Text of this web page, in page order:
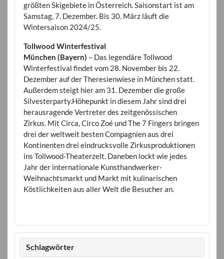
größten Skigebiete in Österreich. Saisonstart ist am
Samstag, 7. Dezember. Bis 30. März läuft die
Wintersaison 2024/25.
Tollwood Winterfestival
München (Bayern) – Das legendäre Tollwood
Winterfestival findet vom 28. November bis 22.
Dezember auf der Theresienwiese in München statt.
Außerdem steigt hier am 31. Dezember die große
Silvesterparty.Höhepunkt in diesem Jahr sind drei
herausragende Vertreter des zeitgenössischen
Zirkus. Mit Circa, Circo Zoé und The 7 Fingers bringen
drei der weltweit besten Compagnien aus drei
Kontinenten drei eindrucksvolle Zirkusproduktionen
ins Tollwood-Theaterzelt. Daneben lockt wie jedes
Jahr der internationale Kunsthandwerker-
Weihnachtsmarkt und Markt mit kulinarischen
Köstlichkeiten aus aller Welt die Besucher an.
Schlagwörter